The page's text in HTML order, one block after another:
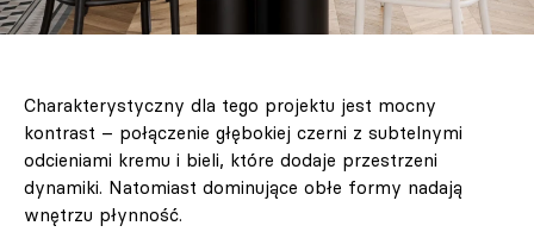
Charakterystyczny dla tego projektu jest mocny
kontrast – połączenie głębokiej czerni z subtelnymi
odcieniami kremu i bieli, które dodaje przestrzeni
dynamiki. Natomiast dominujące obłe formy nadają
wnętrzu płynność.